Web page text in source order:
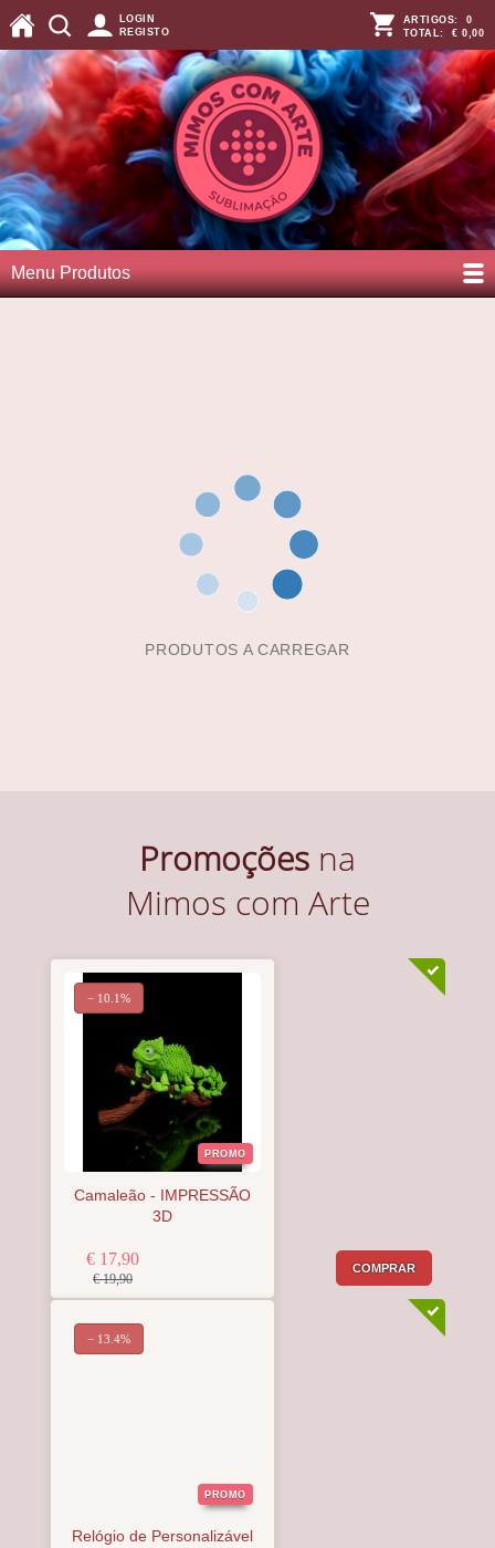
LOGIN
REGISTO
ARTIGOS: 0
TOTAL: € 0,00
Menu Produtos
PRODUTOS A CARREGAR
Promoções na
Mimos com Arte
PROMO
Camaleão - IMPRESSÃO
3D
€ 17,90
€ 19,90
COMPRAR
− 10.1%
PROMO
Relógio de Personalizável
− 13.4%